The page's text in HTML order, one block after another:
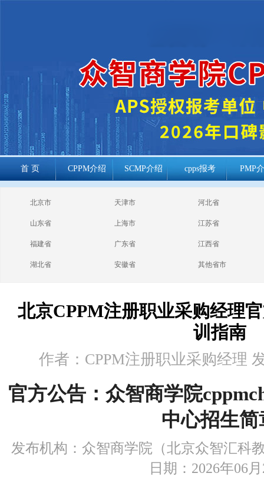
首 页 CPPM介绍 SCMP介绍 cpps报考 PMP
cppm报考常见
问题
北京市 天津市 河北省
山东省 上海市 江苏省
福建省 广东省 江西省
湖北省 安徽省 其他省市
北京CPPM注册职业采购经理
训指南
作者：CPPM注册职业采购经理
官方公告：众智商学院
中心招生简
发布机构：众智商学院（北京众智汇科
日期：2026年06